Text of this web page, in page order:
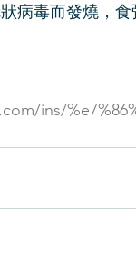
病毒而發燒，
ins/